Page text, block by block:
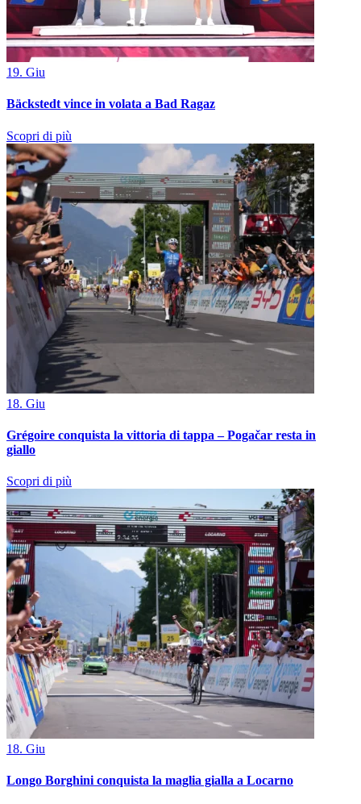
19. Giu
Bäckstedt vince in volata a Bad Ragaz
Scopri di più
18. Giu
Grégoire conquista la vittoria di tappa – Pogačar resta in
giallo
Scopri di più
18. Giu
Longo Borghini conquista la maglia gialla a Locarno